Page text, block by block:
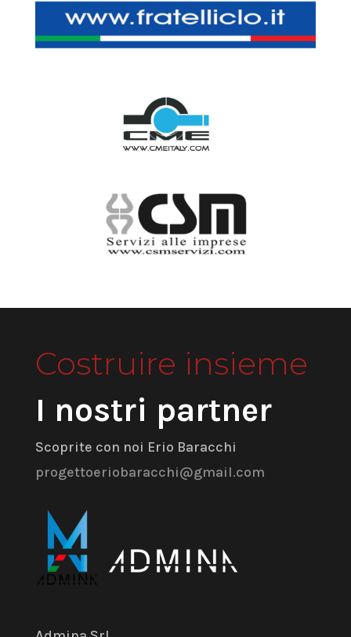
Costruire insieme
I nostri partner
Scoprite con noi Erio Baracchi
progettoeriobaracchi@gmail.com